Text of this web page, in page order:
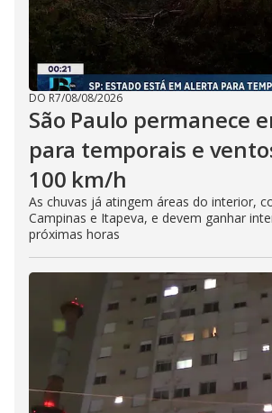
DO R7/08/08/2026
São Paulo permanece
para temporais e
100 km/h
As chuvas já atingem áreas do interior,
Campinas e Itapeva, e devem ganhar
próximas horas